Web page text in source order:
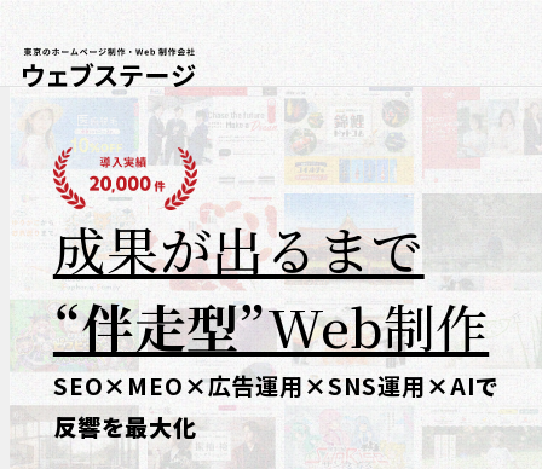
成果が出るまで
“伴走型”Web制作
SEO× MEO×広告運用×SNS運用×AIで
反響を最大化